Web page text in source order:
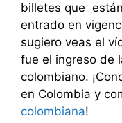
billetes que
entrado en
sugiero veas el
fue el ingreso de
colombiano.
en Colombia y
colombiana!